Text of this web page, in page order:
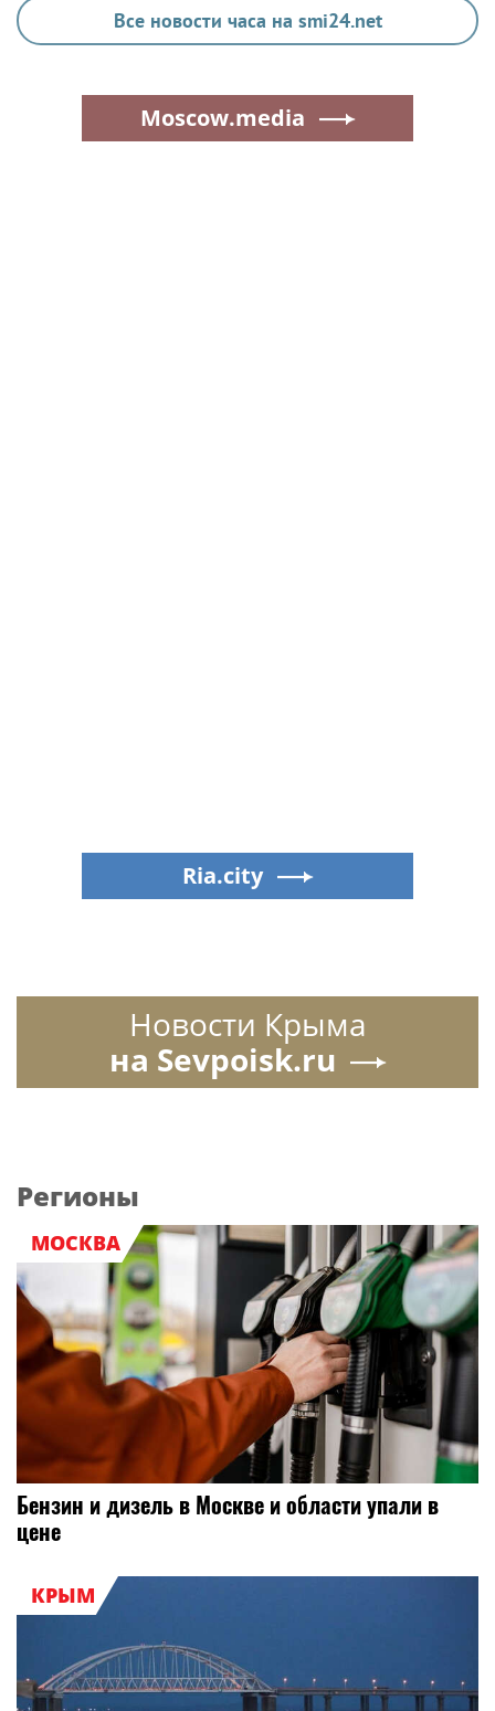
Все новости часа на smi24.net
Moscow.media
Ria.city
Новости Крыма
на Sevpoisk.ru
Регионы
МОСКВА
Бензин и дизель в Москве и области упали в
цене
КРЫМ